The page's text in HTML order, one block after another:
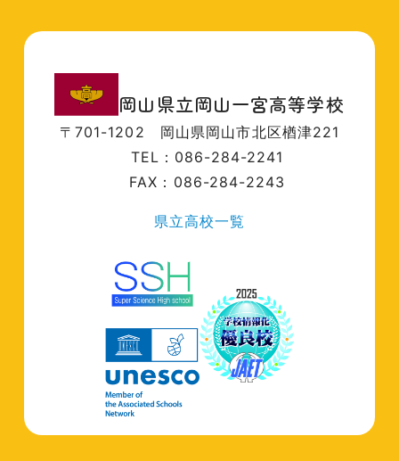
岡山県立岡山一宮高等学校
〒701-1202 岡山県岡山市北区楢津221
TEL：086-284-2241
FAX：086-284-2243
県立高校一覧